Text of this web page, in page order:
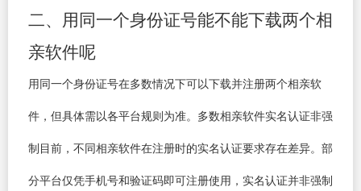
二、用同一个身份证号能不能下载两个相
亲软件呢
用同一个身份证号在多数情况下可以下载并注册两个相亲软
件，但具体需以各平台规则为准。多数相亲软件实名认证非强
制目前，不同相亲软件在注册时的实名认证要求存在差异。部
分平台仅凭手机号和验证码即可注册使用，实名认证并非强制